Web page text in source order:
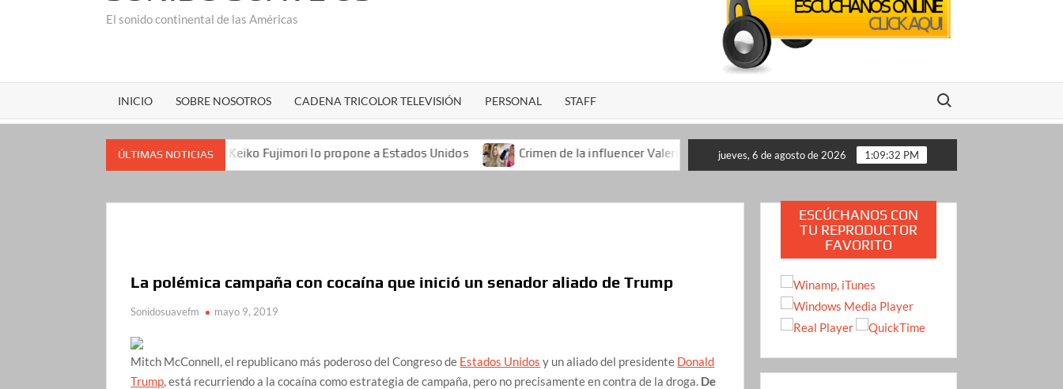
El sonido continental de las Américas
INICIO SOBRE NOSOTROS CADENA TRICOLOR TELEVISIÓN PERSONAL STAFF
Buscar:
ÚLTIMAS NOTICIAS
Keiko Fujimori lo propone a Estados Unidos Crimen de la influencer Valeria Márquez durante una transmisión en vivo en México: se conocen pistas clave del
jueves, 6 de agosto de 2026 1:09:33 PM
La polémica campaña con cocaína que inició un senador aliado de Trump
Sonidosuavefm mayo 9, 2019
Mitch McConnell, el republicano más poderoso del Congreso de Estados Unidos y un aliado del presidente Donald
Trump, está recurriendo a la cocaína como estrategia de campaña, pero no precisamente en contra de la droga. De
ESCÚCHANOS CON
TU REPRODUCTOR
FAVORITO